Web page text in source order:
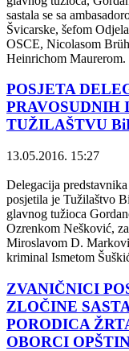
sastala se sa
Švicarske, šefom
OSCE, Nicolasom
Heinrichom Maurerom.
POSJETA
PRAVOSUDNIH
TUŽILAŠTVU
13.05.2016. 15:27
Delegacija
posjetila je Tužilaštvo
glavnog tužioca
Ozrenkom Nešković,
Miroslavom D.
kriminal Ismetom
ZVANIČNICI
ZLOČINE
PORODICA
OBORCI